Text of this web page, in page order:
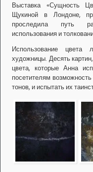
Выставка «Сущность
Щукиной в Лондоне,
проследила путь
использования и
Использование цвета
художницы. Десять
цвета, которые Анна
посетителям
тонов, и испытать их